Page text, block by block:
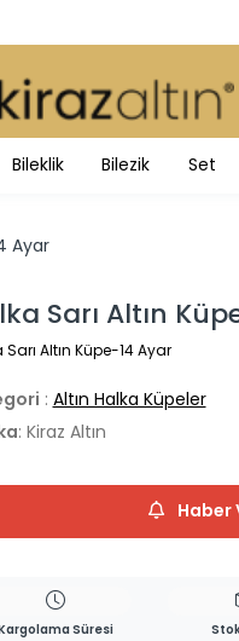
Bileklik Bilezik Set
Ayar
Sarı Altın
Sarı Altın Küpe-14 Ayar
: Altın Halka Küpeler
: Kiraz Altın
Haber
Süresi